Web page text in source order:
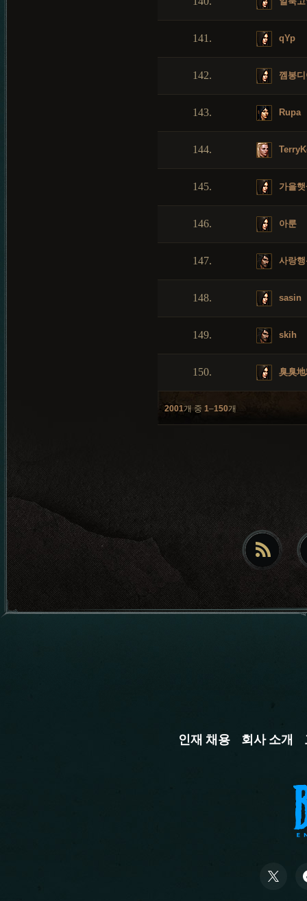
141. qYp
142. 껨봉
143. Rupa
144.
145. 가을
146. 아룬
147. 사랑
148. sasin
149. skih
150. 臭臭
2001개 중 1–150개